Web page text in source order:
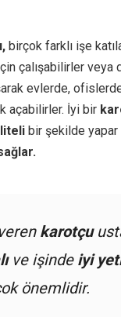
birçok farklı işe
çalışabilirler veya
evlerde,
açabilirler. İyi bir
bir şekilde yapar
karotçu
ve işinde iyi
önemlidir.